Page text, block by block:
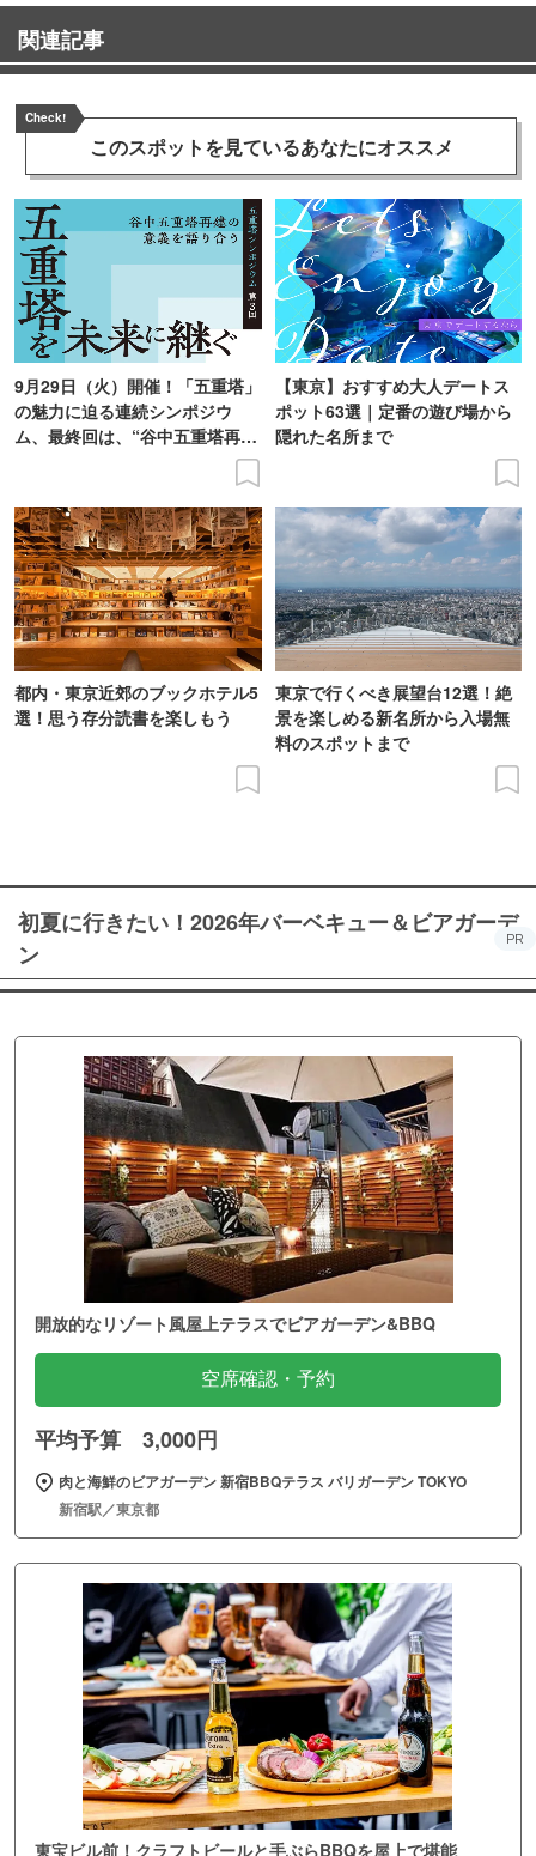
関連記事
Check!
このスポットを見ているあなたにオススメ
9月29日（火）開催！「五重塔」
の魅力に迫る連続シンポジウ
ム、最終回は、“谷中五重塔再建
【東京】おすすめ大人デートス
ポット63選｜定番の遊び場から
隠れた名所まで
都内・東京近郊のブックホテル5
選！思う存分読書を楽しもう
東京で行くべき展望台12選！絶
景を楽しめる新名所から入場無
料のスポットまで
初夏に行きたい！2026年バーベキュー＆ビアガーデ
ン
PR
開放的なリゾート風屋上テラスでビアガーデン&BBQ
空席確認・予約
平均予算 3,000円
肉と海鮮のビアガーデン 新宿BBQテラス バリガーデン TOKYO
新宿駅／東京都
東宝ビル前！クラフトビールと手ぶらBBQを屋上で堪能